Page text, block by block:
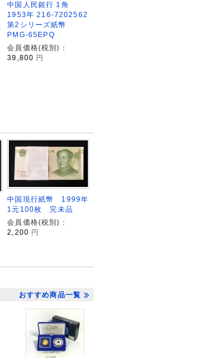
中国人民銀行 1角
1953年 216-7202562
第2シリーズ紙幣
PMG-65EPQ
会員価格(税別)：
39,800 円
中国現行紙幣 1999年
1元100枚 完未品
会員価格(税別)：
2,200 円
おすすめ商品一覧